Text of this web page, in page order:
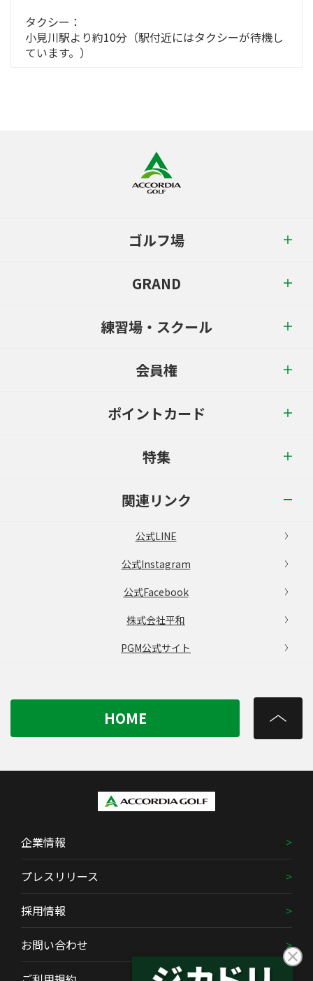
タクシー：
小見川駅より約10分（駅付近にはタクシーが待機し
ています。）
ゴルフ場
GRAND
練習場・スクール
会員権
ポイントカード
特集
関連リンク
公式LINE
公式Instagram
公式Facebook
株式会社平和
PGM公式サイト
HOME
企業情報
プレスリリース
採用情報
お問い合わせ